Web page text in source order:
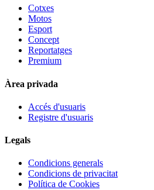
Cotxes
Motos
Esport
Concept
Reportatges
Premium
Àrea privada
Accés d'usuaris
Registre d'usuaris
Legals
Condicions generals
Condicions de privacitat
Política de Cookies